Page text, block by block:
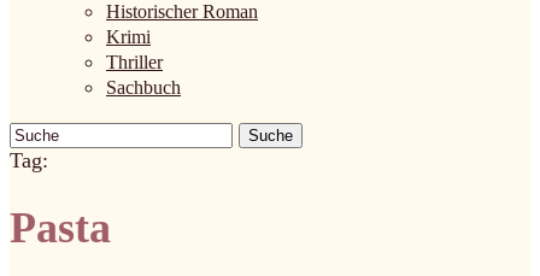
Historischer Roman
Krimi
Thriller
Sachbuch
Suche
Tag:
Pasta